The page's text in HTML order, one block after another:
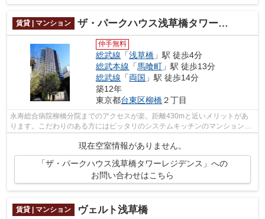
賃貸 | マンション ザ・パークハウス浅草橋タワーレジデンス
仲手無料
総武線 「浅草橋 」駅 徒歩4分
総武本線 「馬喰町 」駅 徒歩13分
総武線 「両国 」駅 徒歩14分
築12年
東京都台東区柳橋２丁目
永寿総合病院柳橋分院までのアクセスが楽。距離430mと近いメリットがあ
ります。こだわりのある方にはピッタリのシステムキッチンのマンションに
現在空室情報がありません。
「ザ・パークハウス浅草橋タワーレジデンス」への
お問い合わせはこちら
賃貸 | マンション ヴェルト浅草橋